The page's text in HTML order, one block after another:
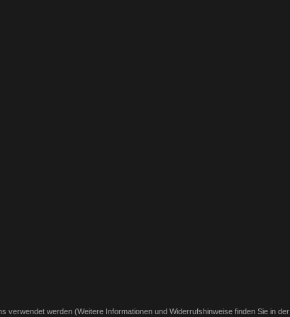
verwendet werden (Weitere Informationen und Widerrufshinweise finden Sie in der